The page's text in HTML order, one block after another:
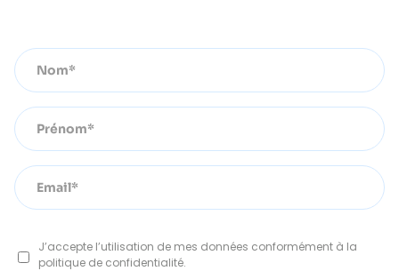
J’accepte l’utilisation de mes données conformément à la
politique de confidentialité.